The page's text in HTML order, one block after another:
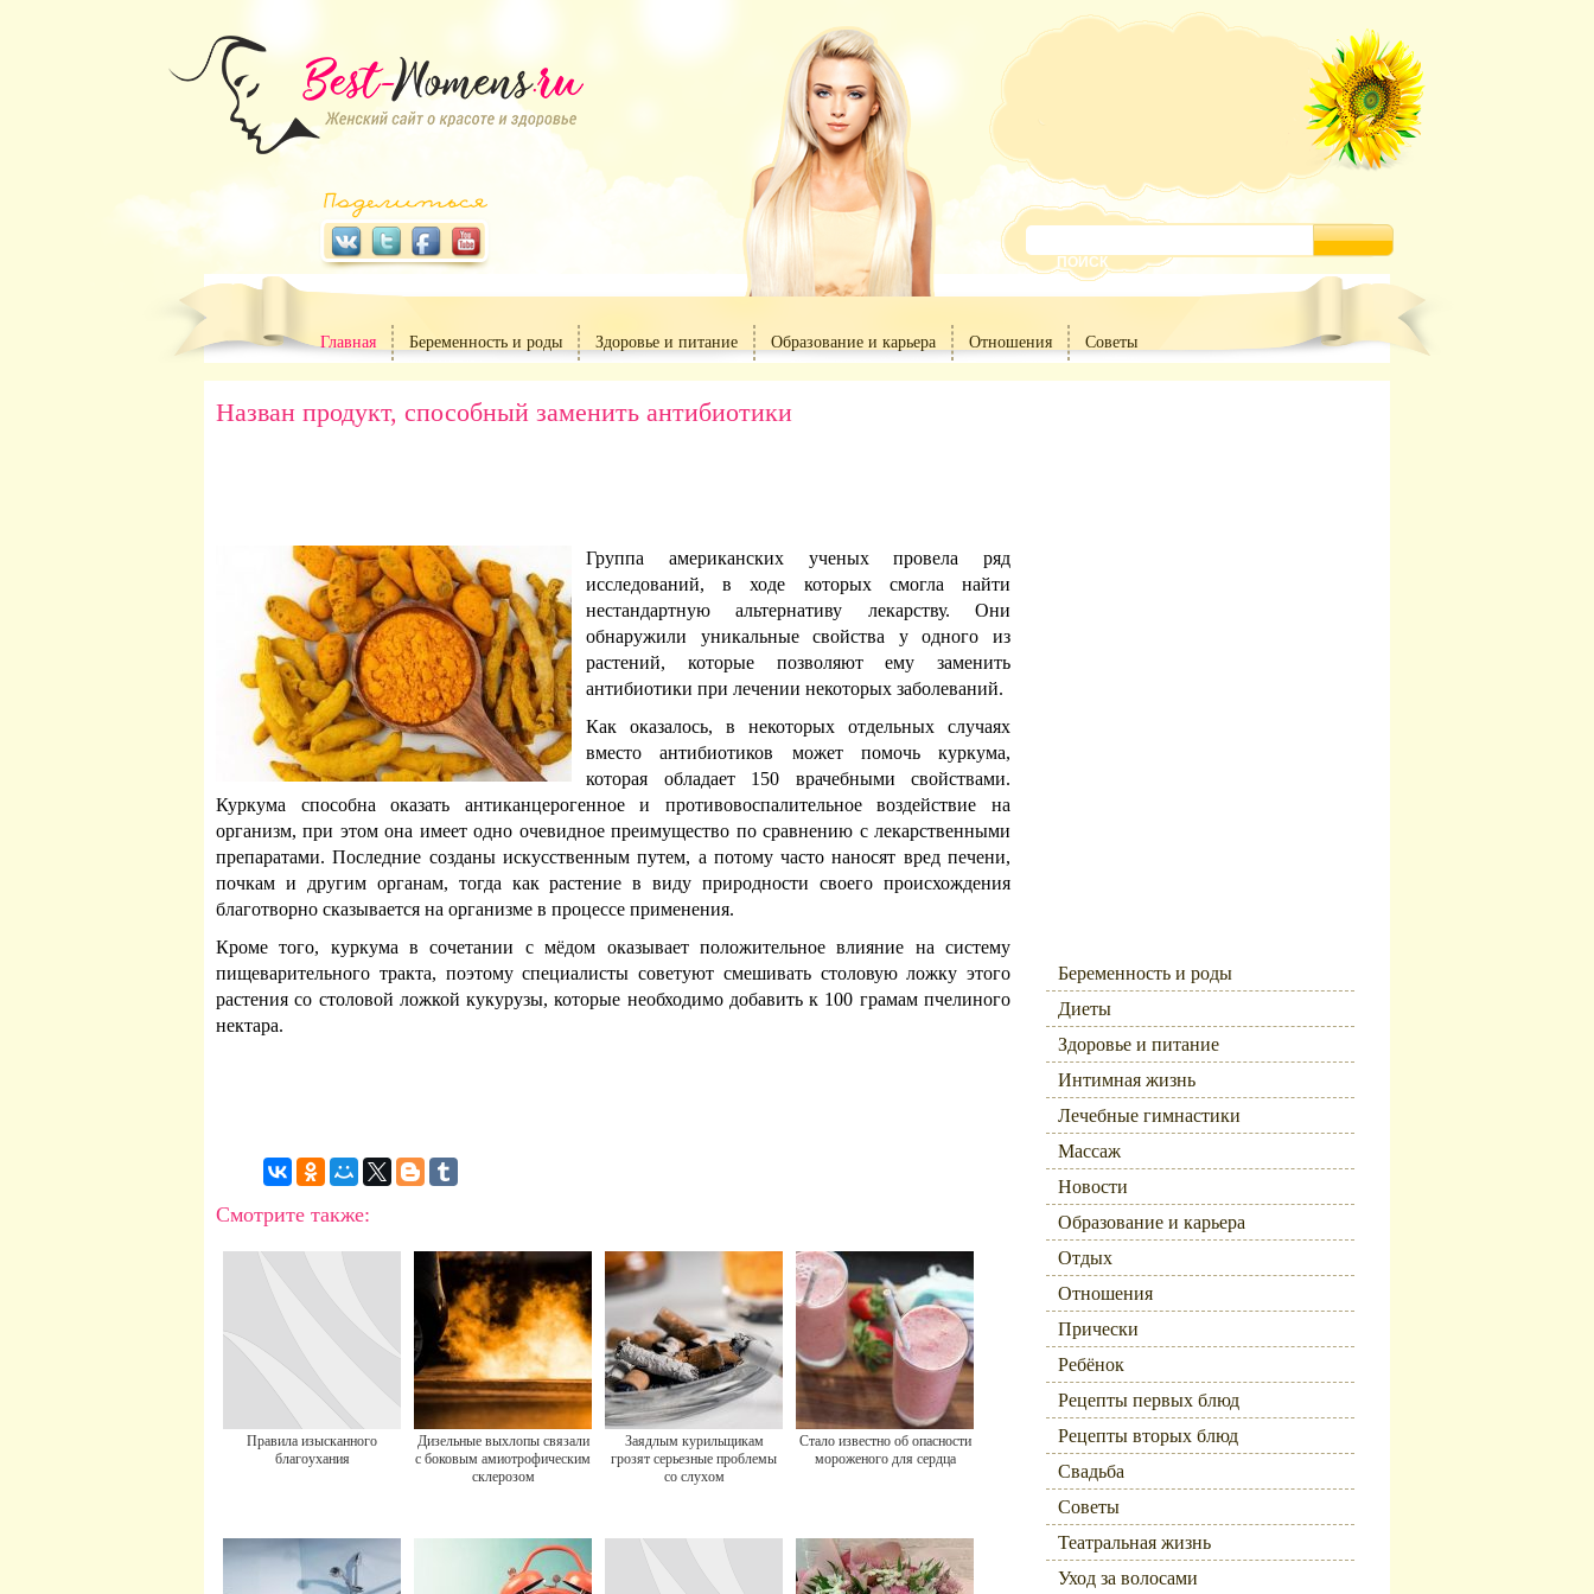
Главная Беременность и роды Здоровье и питание Образование и карьера Отношения Советы
Назван продукт, способный заменить антибиотики
Группа американских ученых провела ряд
исследований, в ходе которых смогла найти
нестандартную альтернативу лекарству. Они
обнаружили уникальные свойства у одного из
растений, которые позволяют ему заменить
антибиотики при лечении некоторых заболеваний.
Как оказалось, в некоторых отдельных случаях
вместо антибиотиков может помочь куркума,
которая обладает 150 врачебными свойствами.
Куркума способна оказать антиканцерогенное и противовоспалительное воздействие на
организм, при этом она имеет одно очевидное преимущество по сравнению с лекарственными
препаратами. Последние созданы искусственным путем, а потому часто наносят вред печени,
почкам и другим органам, тогда как растение в виду природности своего происхождения
благотворно сказывается на организме в процессе применения.
Кроме того, куркума в сочетании с мёдом оказывает положительное влияние на систему
пищеварительного тракта, поэтому специалисты советуют смешивать столовую ложку этого
растения со столовой ложкой кукурузы, которые необходимо добавить к 100 грамам пчелиного
нектара.
Смотрите также:
Правила изысканного
благоухания
Дизельные выхлопы связали
с боковым амиотрофическим
склерозом
Заядлым курильщикам
грозят серьезные проблемы
со слухом
Стало известно об опасности
мороженого для сердца
Беременность и роды
Диеты
Здоровье и питание
Интимная жизнь
Лечебные гимнастики
Массаж
Новости
Образование и карьера
Отдых
Отношения
Прически
Ребёнок
Рецепты первых блюд
Рецепты вторых блюд
Свадьба
Советы
Театральная жизнь
Уход за волосами